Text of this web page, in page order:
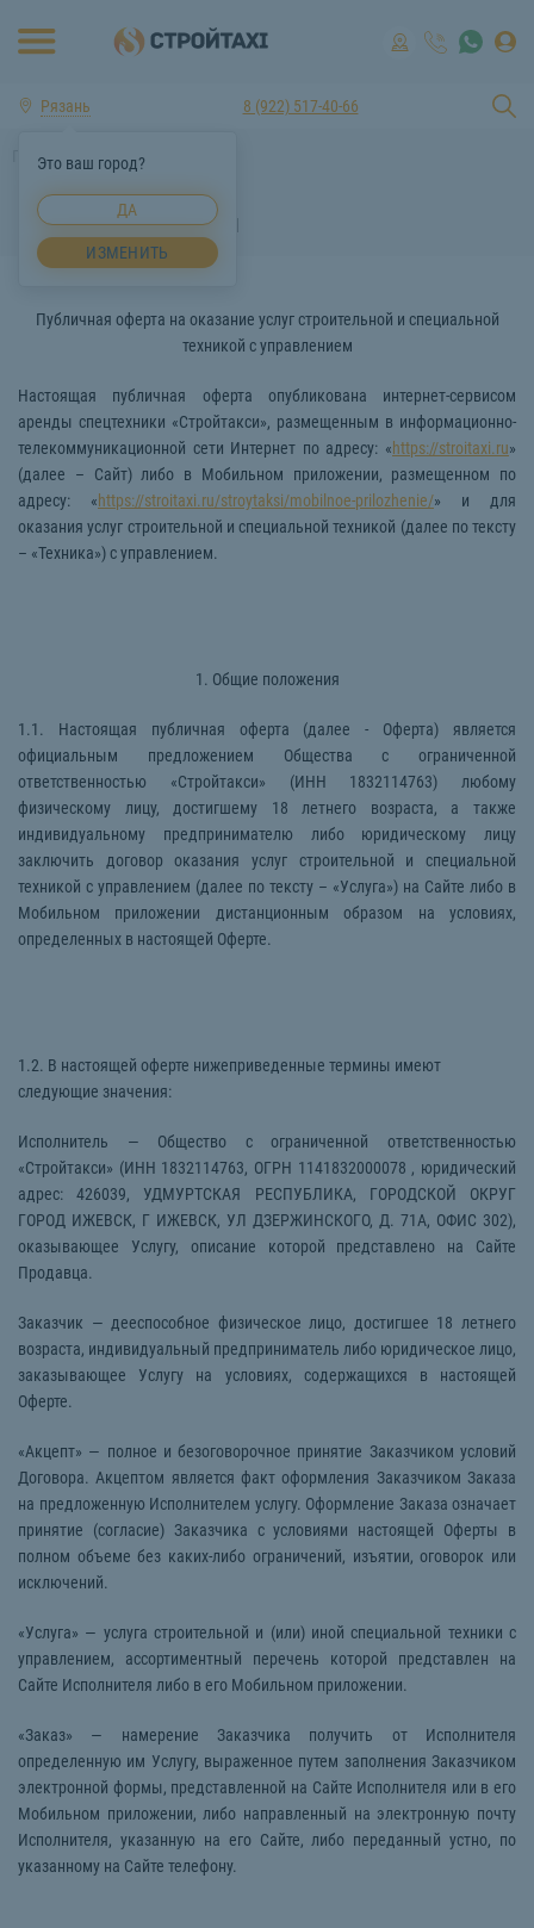
Рязань
Это ваш город?
ДА
ИЗМЕНИТЬ
8 (922) 517-40-66
Главная Договор оферты
Договор оферты
Публичная оферта на оказание услуг строительной и специальной
техникой с управлением
Настоящая публичная оферта опубликована интернет-сервисом
аренды спецтехники «Стройтакси», размещенным в информационно-
телекоммуникационной сети Интернет по адресу: «https://stroitaxi.ru»
(далее – Сайт) либо в Мобильном приложении, размещенном по
адресу: «https://stroitaxi.ru/stroytaksi/mobilnoe-prilozhenie/» и для
оказания услуг строительной и специальной техникой (далее по тексту
– «Техника») с управлением.
1. Общие положения
1.1. Настоящая публичная оферта (далее - Оферта) является
официальным предложением Общества с ограниченной
ответственностью «Стройтакси» (ИНН 1832114763) любому
физическому лицу, достигшему 18 летнего возраста, а также
индивидуальному предпринимателю либо юридическому лицу
заключить договор оказания услуг строительной и специальной
техникой с управлением (далее по тексту – «Услуга») на Сайте либо в
Мобильном приложении дистанционным образом на условиях,
определенных в настоящей Оферте.
1.2. В настоящей оферте нижеприведенные термины имеют
следующие значения:
Исполнитель — Общество с ограниченной ответственностью
«Стройтакси» (ИНН 1832114763, ОГРН 1141832000078 , юридический
адрес: 426039, УДМУРТСКАЯ РЕСПУБЛИКА, ГОРОДСКОЙ ОКРУГ
ГОРОД ИЖЕВСК, Г ИЖЕВСК, УЛ ДЗЕРЖИНСКОГО, Д. 71А, ОФИС 302),
оказывающее Услугу, описание которой представлено на Сайте
Продавца.
Заказчик — дееспособное физическое лицо, достигшее 18 летнего
возраста, индивидуальный предприниматель либо юридическое лицо,
заказывающее Услугу на условиях, содержащихся в настоящей
Оферте.
«Акцепт» — полное и безоговорочное принятие Заказчиком условий
Договора. Акцептом является факт оформления Заказчиком Заказа
на предложенную Исполнителем услугу. Оформление Заказа означает
принятие (согласие) Заказчика с условиями настоящей Оферты в
полном объеме без каких-либо ограничений, изъятии, оговорок или
исключений.
«Услуга» — услуга строительной и (или) иной специальной техники с
управлением, ассортиментный перечень которой представлен на
Сайте Исполнителя либо в его Мобильном приложении.
«Заказ» — намерение Заказчика получить от Исполнителя
определенную им Услугу, выраженное путем заполнения Заказчиком
электронной формы, представленной на Сайте Исполнителя или в его
Мобильном приложении, либо направленный на электронную почту
Исполнителя, указанную на его Сайте, либо переданный устно, по
указанному на Сайте телефону.